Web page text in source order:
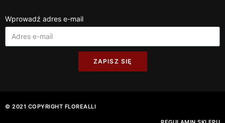
Wprowadź adres e-mail
ZAPISZ SIĘ
© 2021 COPYRIGHT FLOREALLI